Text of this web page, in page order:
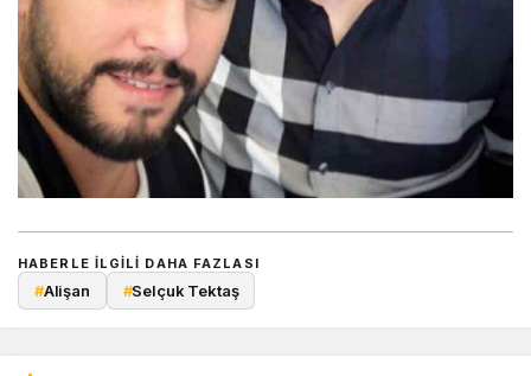
HABERLE ILGILI DAHA FAZLASI
#Alişan #Selçuk Tektaş